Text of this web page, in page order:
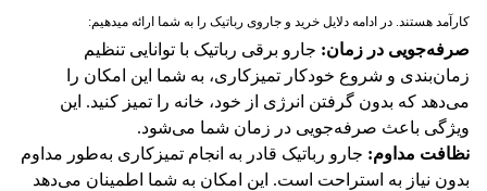
کارآمد هستند. در ادامه دلایل خرید و جاروی رباتیک را به شما ارائه میدهیم:
صرفه‌جویی در زمان: جارو برقی رباتیک با توانایی تنظیم
زمان‌بندی و شروع خودکار تمیزکاری، به شما این امکان را
می‌دهد که بدون گرفتن انرژی از خود، خانه را تمیز کنید. این
ویژگی باعث صرفه‌جویی در زمان شما می‌شود.
نظافت مداوم: جارو رباتیک قادر به انجام تمیزکاری به‌طور مداوم
بدون نیاز به استراحت است. این امکان به شما اطمینان می‌دهد